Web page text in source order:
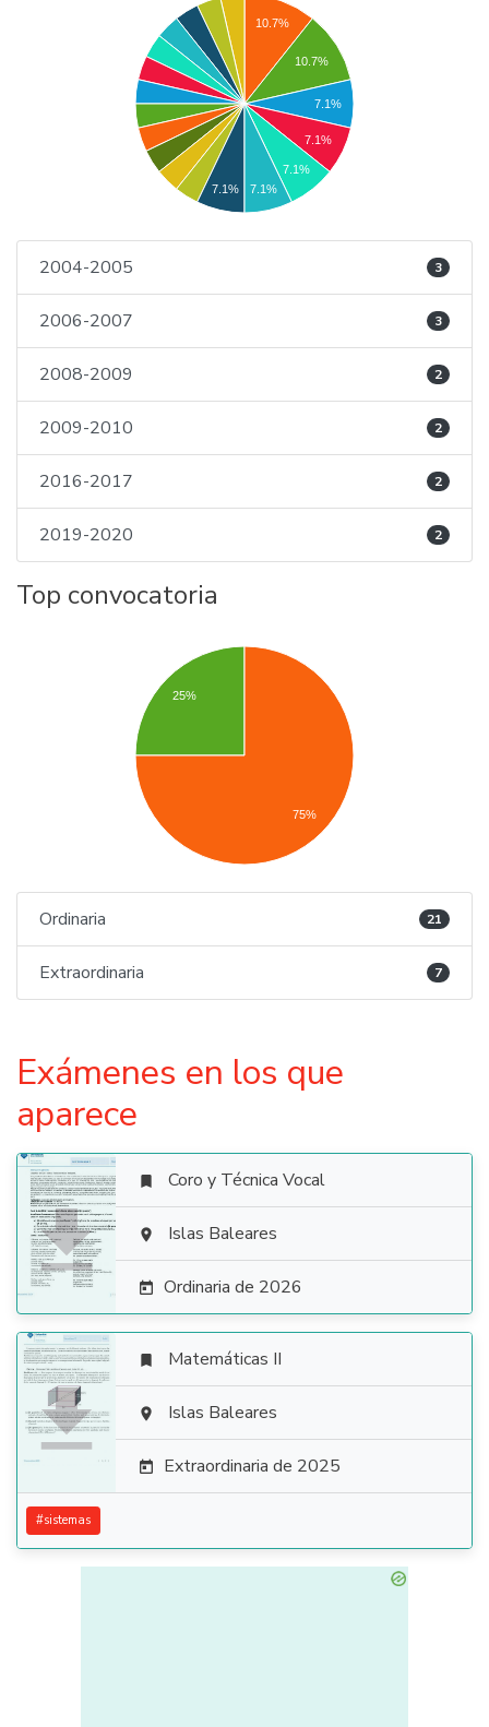
10.7%
10.7%
7.1%
7.1%
7.1%
7.1%
7.1%
2004-2005 3
2006-2007 3
2008-2009 2
2009-2010 2
2016-2017 2
2019-2020 2
Top convocatoria
25%
75%
Ordinaria 21
Extraordinaria 7
Exámenes en los que
aparece

 Coro y Técnica Vocal
 Islas Baleares
 Ordinaria de 2026

 Matemáticas II
 Islas Baleares
 Extraordinaria de 2025
#sistemas